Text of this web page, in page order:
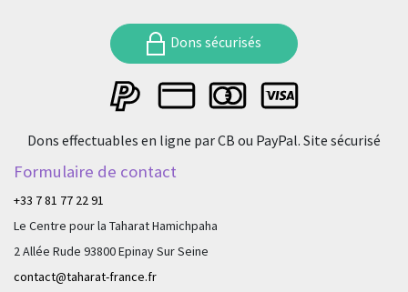
Formulaire de contact
+33 7 81 77 22 91
Le Centre pour la Taharat Hamichpaha
2 Allée Rude 93800 Epinay Sur Seine
contact@taharat-france.fr
Dons sécurisés
Dons effectuables en ligne par CB ou PayPal. Site sécurisé